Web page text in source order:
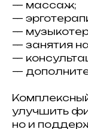
— массаж;
—
—
— занятия
—
—
улучшить
но и